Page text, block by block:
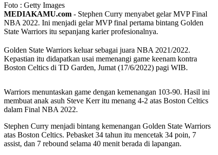
Foto : Getty Images
MEDIAKAMU.com - Stephen Curry menyabet gelar MVP Final
NBA 2022. Ini menjadi gelar MVP final pertama bintang Golden
State Warriors itu sepanjang karier profesionalnya.
Golden State Warriors keluar sebagai juara NBA 2021/2022.
Kepastian itu didapatkan usai memenangi game keenam kontra
Boston Celtics di TD Garden, Jumat (17/6/2022) pagi WIB.
Warriors menuntaskan game dengan kemenangan 103-90. Hasil ini
membuat anak asuh Steve Kerr itu menang 4-2 atas Boston Celtics
dalam Final NBA 2022.
Stephen Curry menjadi bintang kemenangan Golden State Warriors
atas Boston Celtics. Pebasket 34 tahun itu mencetak 34 poin, 7
assist, dan 7 rebound selama 40 menit berada di lapangan.